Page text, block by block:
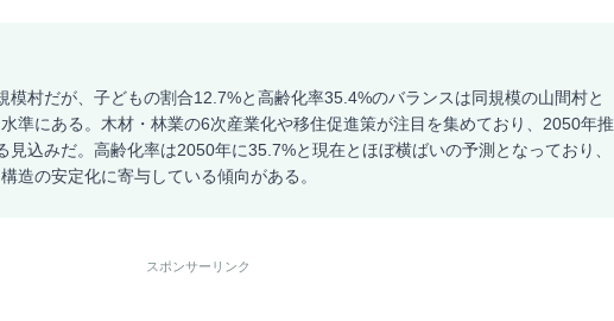
模村だが、子どもの割合12.7%と高齢化率35.4%のバランスは同規模の山間村と
準にある。木材・林業の6次産業化や移住促進策が注目を集めており、2050年推
込みだ。高齢化率は2050年に35.7%と現在とほぼ横ばいの予測となっており、
造の安定化に寄与している傾向がある。
スポンサーリンク